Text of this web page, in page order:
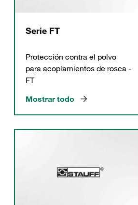
Serie FT
Protección contra el polvo
para acoplamientos de rosca -
FT
Mostrar todo